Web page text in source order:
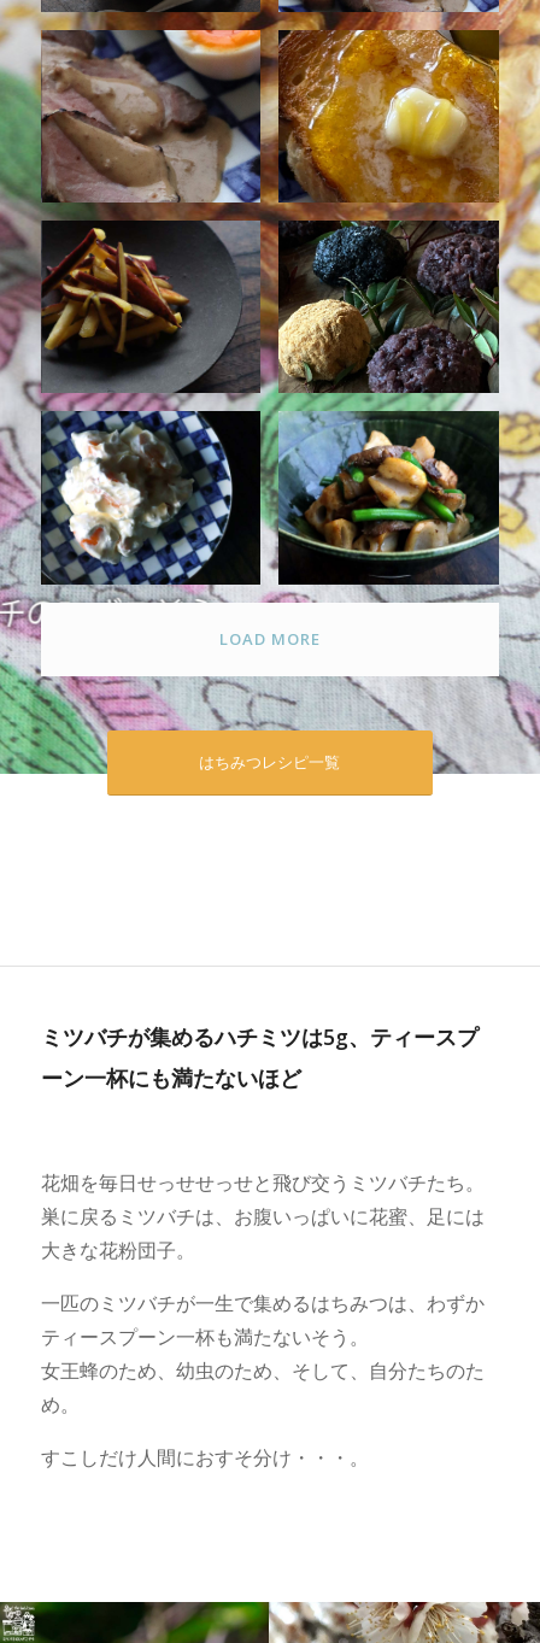
LOAD MORE
はちみつレシピ一覧
ミツバチが集めるハチミツは5g、ティースプ
ーン一杯にも満たないほど
花畑を毎日せっせせっせと飛び交うミツバチたち。
巣に戻るミツバチは、お腹いっぱいに花蜜、足には
大きな花粉団子。
一匹のミツバチが一生で集めるはちみつは、わずか
ティースプーン一杯も満たないそう。
女王蜂のため、幼虫のため、そして、自分たちのた
め。
すこしだけ人間におすそ分け・・・。